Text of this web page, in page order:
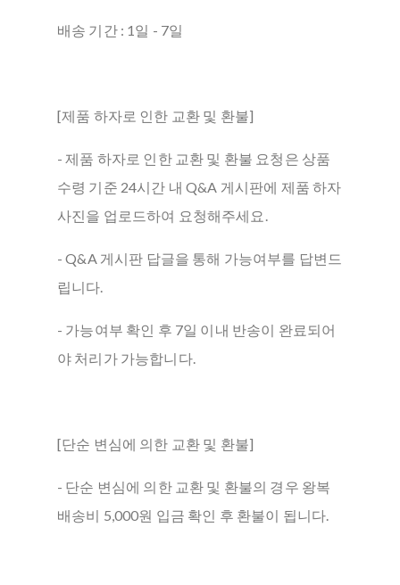
배송 기간 : 1일 - 7일
[제품 하자로 인한 교환 및 환불]
- 제품 하자로 인한 교환 및 환불 요청은 상품
수령 기준 24시간 내 Q&A 게시판에 제품 하자
사진을 업로드하여 요청해주세요.
- Q&A 게시판 답글을 통해 가능여부를 답변드
립니다.
- 가능여부 확인 후 7일 이내 반송이 완료되어
야 처리가 가능합니다.
[단순 변심에 의한 교환 및 환불]
- 단순 변심에 의한 교환 및 환불의 경우 왕복
배송비 5,000원 입금 확인 후 환불이 됩니다.